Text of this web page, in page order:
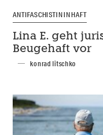
ANTIFASCHISTIN IN HAFT
Lina E. geht
Beugehaft vor
konrad litschko